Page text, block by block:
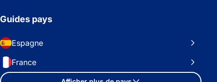
Guides pays
Espagne
France